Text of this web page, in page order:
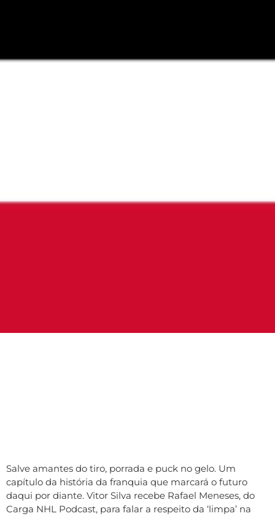
Salve amantes do tiro, porrada e puck no gelo. Um
capítulo da história da franquia que marcará o futuro
daqui por diante. Vitor Silva recebe Rafael Meneses, do
Carga NHL Podcast, para falar a respeito da ‘limpa’ na